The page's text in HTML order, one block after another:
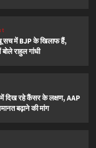
सच में BJP के खिलाफ हैं,
राहुल गांधी
दिख रहे कैंसर के लक्षण, AAP
बढ़ाने की मांग